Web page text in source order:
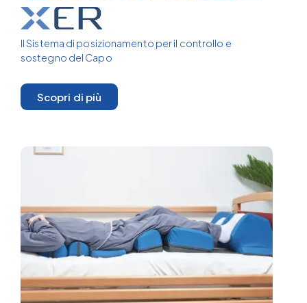
Il Sistema di posizionamento per il controllo e
sostegno del Capo
Scopri di più